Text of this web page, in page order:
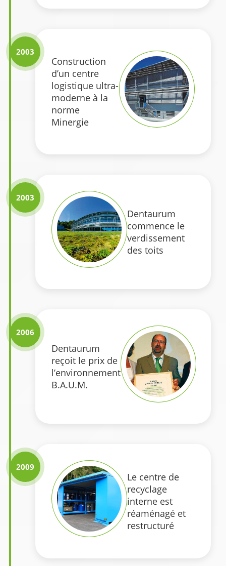
2003
Construction
d’un centre
logistique ultra-
moderne à la
norme
Minergie
2003
Dentaurum
commence le
verdissement
des toits
2006
Dentaurum
reçoit le prix de
l’environnement
B.A.U.M.
2009
Le centre de
recyclage
interne est
réaménagé et
restructuré